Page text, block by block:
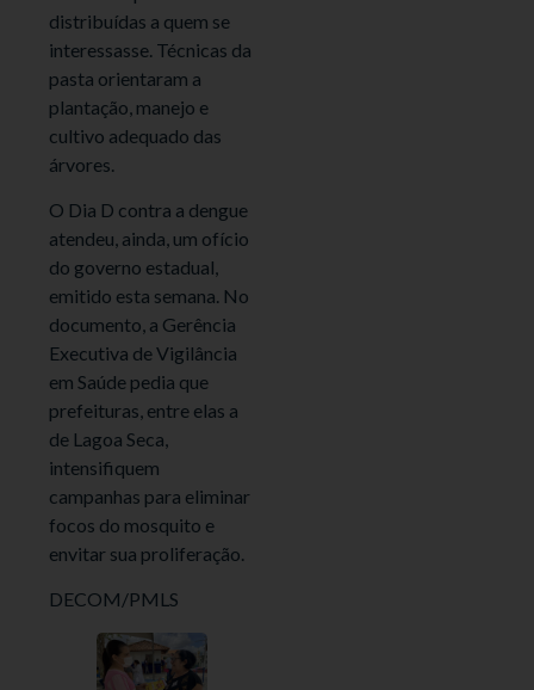
distribuídas a quem se
interessasse. Técnicas da
pasta orientaram a
plantação, manejo e
cultivo adequado das
árvores.
O Dia D contra a dengue
atendeu, ainda, um ofício
do governo estadual,
emitido esta semana. No
documento, a Gerência
Executiva de Vigilância
em Saúde pedia que
prefeituras, entre elas a
de Lagoa Seca,
intensifiquem
campanhas para eliminar
focos do mosquito e
envitar sua proliferação.
DECOM/PMLS